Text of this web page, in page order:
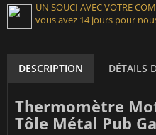
UN SOUCI AVEC VOTRE
vous avez 14 jours pour
DESCRIPTION DÉTAILS
Thermomètre
Tôle Métal Pub